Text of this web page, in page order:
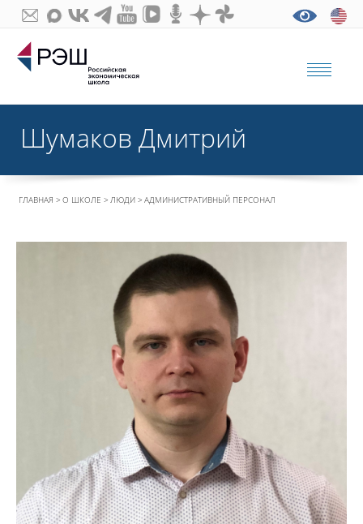
Шумаков Дмитрий
ГЛАВНАЯ О ШКОЛЕ ЛЮДИ АДМИНИСТРАТИВНЫЙ ПЕРСОНАЛ